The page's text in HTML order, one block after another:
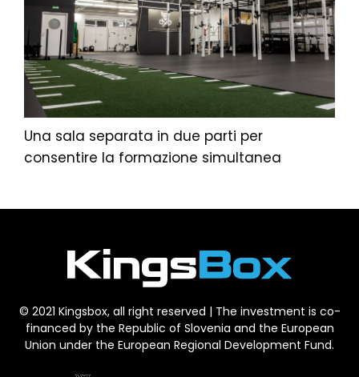
Una sala separata in due parti per
consentire la formazione simultanea
© 2021 Kingsbox, all right reserved | The investment is co-
financed by the Republic of Slovenia and the European
Union under the European Regional Development Fund.